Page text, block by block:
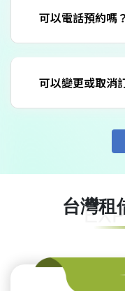
可以電話預約嗎？
可以變更或取消
台灣租